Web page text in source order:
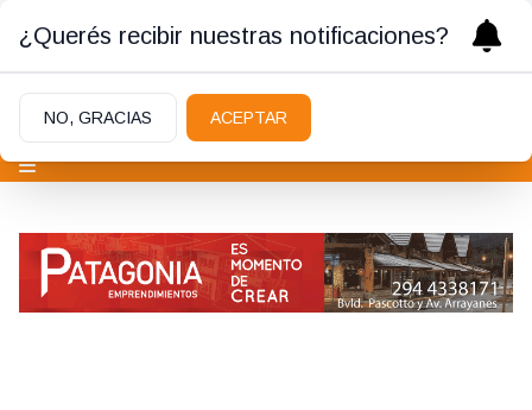
¿Querés recibir nuestras notificaciones?
NO, GRACIAS ACEPTAR